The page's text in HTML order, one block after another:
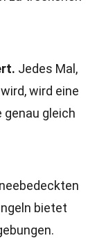
Jedes Mal,
wird eine
genau gleich
bietet